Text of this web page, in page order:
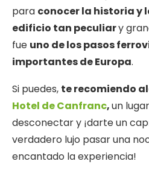
para conocer la historia y
edificio tan peculiary
fue uno de los pasos
importantes de Europa.
Si puedes, te recomiendo
Hotel de Canfranc,un
desconectar y ¡darte un
verdadero lujo pasar una
encantado la experiencia!